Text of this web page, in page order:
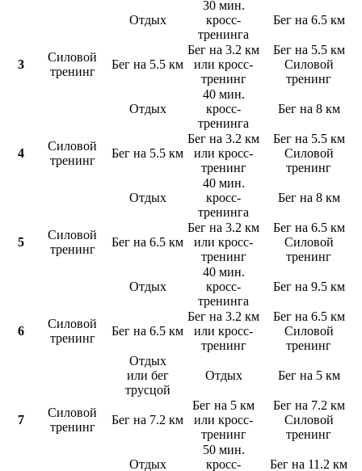
Отдых
30 мин.
кросс-
тренинга
Бег на 6.5 км
3
Силовой
тренинг
Бег на 5.5 км
Бег на 3.2 км
или кросс-
тренинг
Бег на 5.5 км
Силовой
тренинг
Отдых
40 мин.
кросс-
тренинга
Бег на 8 км
4
Силовой
тренинг
Бег на 5.5 км
Бег на 3.2 км
или кросс-
тренинг
Бег на 5.5 км
Силовой
тренинг
Отдых
40 мин.
кросс-
тренинга
Бег на 8 км
5
Силовой
тренинг
Бег на 6.5 км
Бег на 3.2 км
или кросс-
тренинг
Бег на 6.5 км
Силовой
тренинг
Отдых
40 мин.
кросс-
тренинга
Бег на 9.5 км
6
Силовой
тренинг
Бег на 6.5 км
Бег на 3.2 км
или кросс-
тренинг
Бег на 6.5 км
Силовой
тренинг
Отдых
или бег
трусцой
Отдых Бег на 5 км
7
Силовой
тренинг
Бег на 7.2 км
Бег на 5 км
или кросс-
тренинг
Бег на 7.2 км
Силовой
тренинг
Отдых
50 мин.
кросс-
Бег на 11.2 км